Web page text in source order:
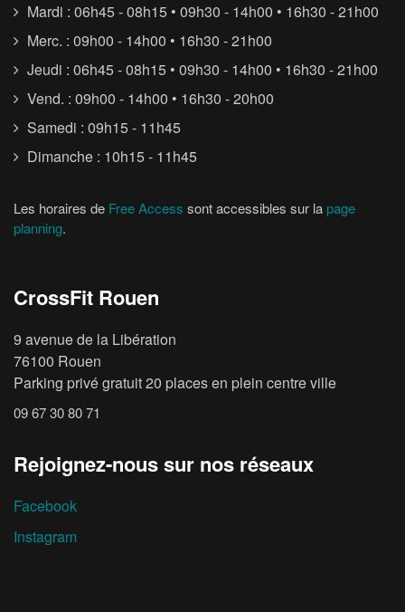
Mardi : 06h45 - 08h15 • 09h30 - 14h00 • 16h30 - 21h00
Merc. : 09h00 - 14h00 • 16h30 - 21h00
Jeudi : 06h45 - 08h15 • 09h30 - 14h00 • 16h30 - 21h00
Vend. : 09h00 - 14h00 • 16h30 - 20h00
Samedi : 09h15 - 11h45
Dimanche : 10h15 - 11h45
Les horaires de Free Access sont accessibles sur la page
planning.
CrossFit Rouen
9 avenue de la Libération
76100 Rouen
Parking privé gratuit 20 places en plein centre ville
09 67 30 80 71
Rejoignez-nous sur nos réseaux
Facebook
Instagram